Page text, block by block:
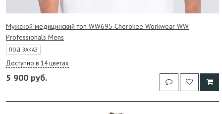
Мужской медицинский топ WW695 Cherokee Workwear WW
Professionals Mens
ПОД ЗАКАЗ
Доступно в 14 цветах
5 900 руб.